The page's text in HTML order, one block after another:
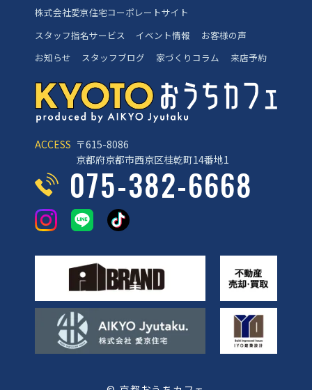
ACCESS 〒615-8086
京都府京都市西京区桂乾町14番地1
075-382-6668
株式会社愛京住宅コーポレートサイト
スタッフ指名サービス
イベント情報
お客様の声
お知らせ
スタッフブログ 家づくりコラム 来店予約